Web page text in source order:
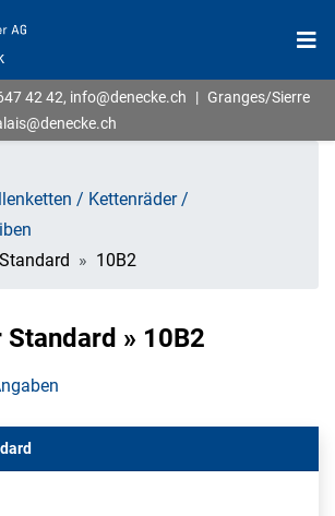
42 42, info@denecke.ch | Granges/Sierre
/ Kettenräder /
10B2
» 10B2